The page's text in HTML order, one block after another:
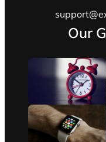
Our